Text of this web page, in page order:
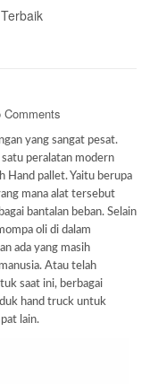
Comments
yang sangat pesat.
satu peralatan modern
Hand pallet. Yaitu berupa
mana alat tersebut
bantalan beban. Selain
oli di dalam
ada yang masih
Atau telah
saat ini, berbagai
hand truck untuk
lain.